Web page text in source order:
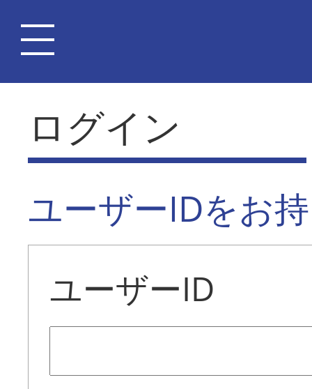
ログイン
ユーザーIDをお
ユーザーID